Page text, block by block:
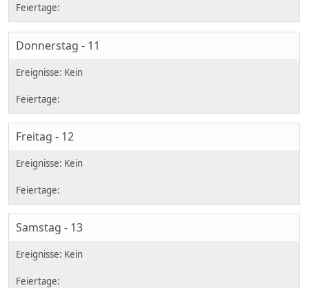
Donnerstag - 11
Freitag - 12
Samstag - 13